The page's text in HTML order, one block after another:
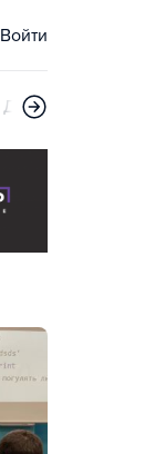
Войти
Дни открытых